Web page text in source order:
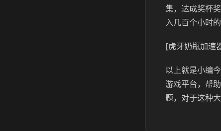
集，达成奖杯
入几百个小时
[虎牙奶瓶加速
以上就是小编
游戏平台，帮
题，对于这种